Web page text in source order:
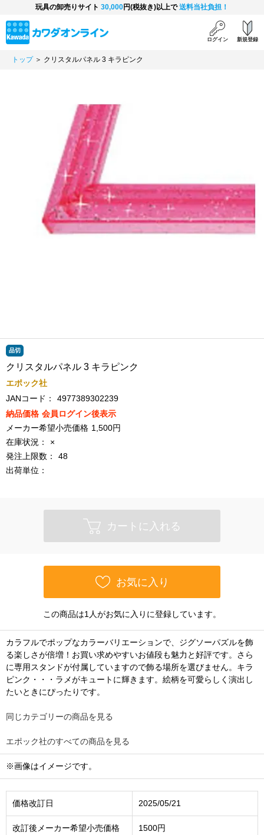
玩具の卸売りサイト 30,000円(税抜き)以上で送料当社負担！
ログイン 新規登録
トップ＞ クリスタルパネル 3 キラピンク
品切
クリスタルパネル 3 キラピンク
エポック社
JANコード：
4977389302239
納品価格 会員ログイン後表示
メーカー希望小売価格 1,500円
在庫状況：
×
発注上限数：
48
出荷単位：
カートに入れる
お気に入り
この商品は1人がお気に入りに登録しています。
カラフルでポップなカラーバリエーションで、ジグソーパズルを飾
る楽しさが倍増！お買い求めやすいお値段も魅力と好評です。さら
に専用スタンドが付属していますので飾る場所を選びません。キラ
ピンク・・・ラメがキュートに輝きます。絵柄を可愛らしく演出し
たいときにぴったりです。
同じカテゴリーの商品を見る
エポック社のすべての商品を見る
※画像はイメージです。
価格改訂日 2025/05/21
改訂後メーカー希望小売価格 1500円